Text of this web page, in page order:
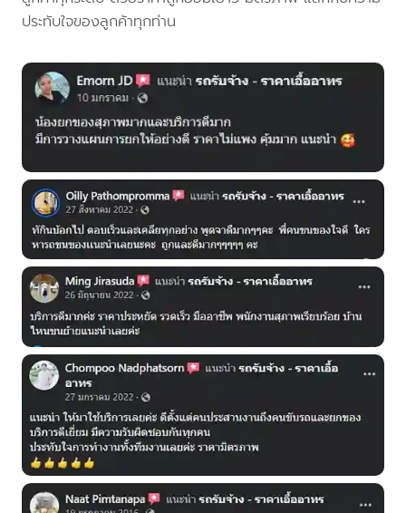
ประทับใจของลูกค้าทุกท่าน